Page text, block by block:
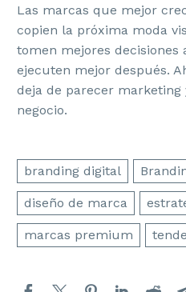
Las marcas que mejor
copien la próxima moda
tomen mejores decisiones
ejecuten mejor después.
deja de parecer marketing
negocio.
branding digital
diseño de marca
marcas premium